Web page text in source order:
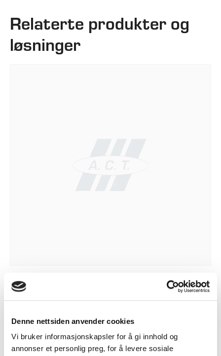
Denne nettsiden anvender cookies
Vi bruker informasjonskapsler for å gi innhold og
annonser et personlig preg, for å levere sosiale
Relaterte produkter og
løsninger
kr5.302